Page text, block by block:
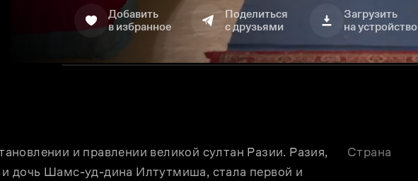
Добавить
в избранное
Поделиться
с друзьями
Загрузить
на устройство
и правлении великой султан Разии. Разия,
и дочь Шамс-уд-дина Илтутмиша, стала первой и
Страна